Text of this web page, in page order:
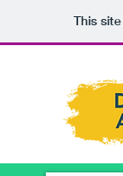
This